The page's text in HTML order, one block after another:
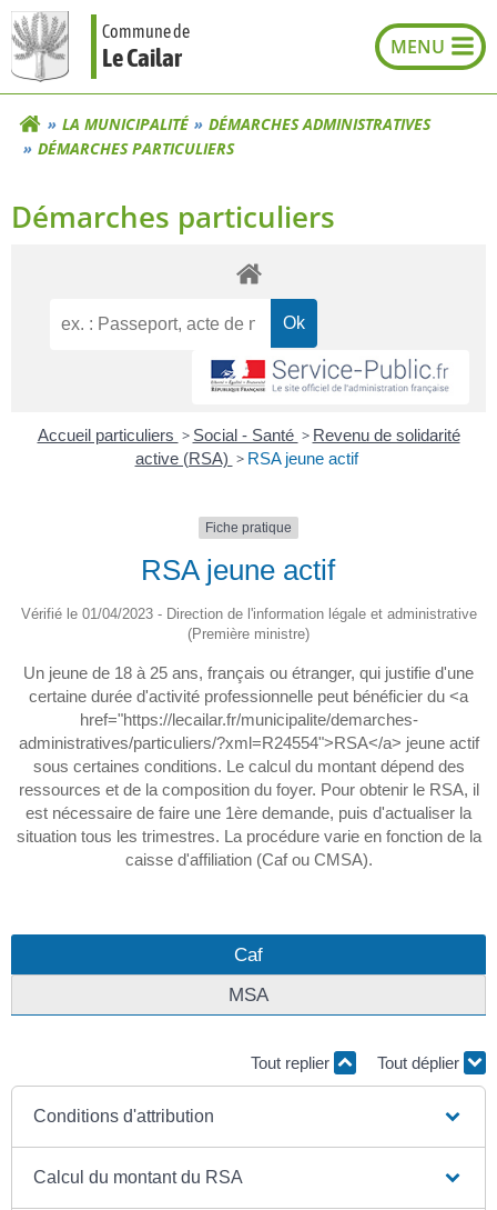
Aller
au
contenu
Commune de
Le Cailar
LA MUNICIPALITÉ
DÉMARCHES ADMINISTRATIVES
DÉMARCHES PARTICULIERS
Démarches particuliers
Accueil particuliers > Social - Santé > Revenu de solidarité
active (RSA) > RSA jeune actif
Fiche pratique
RSA jeune actif
Vérifié le 01/04/2023 - Direction de l'information légale et administrative
(Première ministre)
Un jeune de 18 à 25 ans, français ou étranger, qui justifie d'une
certaine durée d'activité professionnelle peut bénéficier du <a
href="https://lecailar.fr/municipalite/demarches-
administratives/particuliers/?xml=R24554">RSA</a> jeune actif
sous certaines conditions. Le calcul du montant dépend des
ressources et de la composition du foyer. Pour obtenir le RSA, il
est nécessaire de faire une 1ère demande, puis d'actualiser la
situation tous les trimestres. La procédure varie en fonction de la
caisse d'affiliation (Caf ou CMSA).
Caf
MSA
Tout replier Tout déplier
Conditions d'attribution
Calcul du montant du RSA